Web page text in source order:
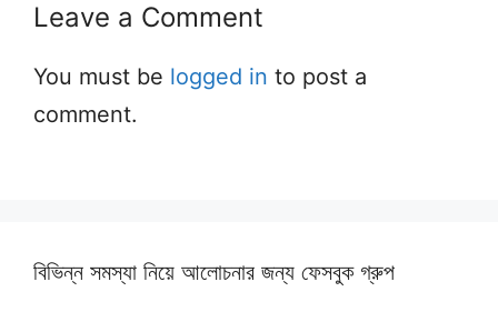
Leave a Comment
You must be logged in to post a
comment.
বিভিন্ন সমস্যা নিয়ে আলোচনার জন্য ফেসবুক গ্রুপ